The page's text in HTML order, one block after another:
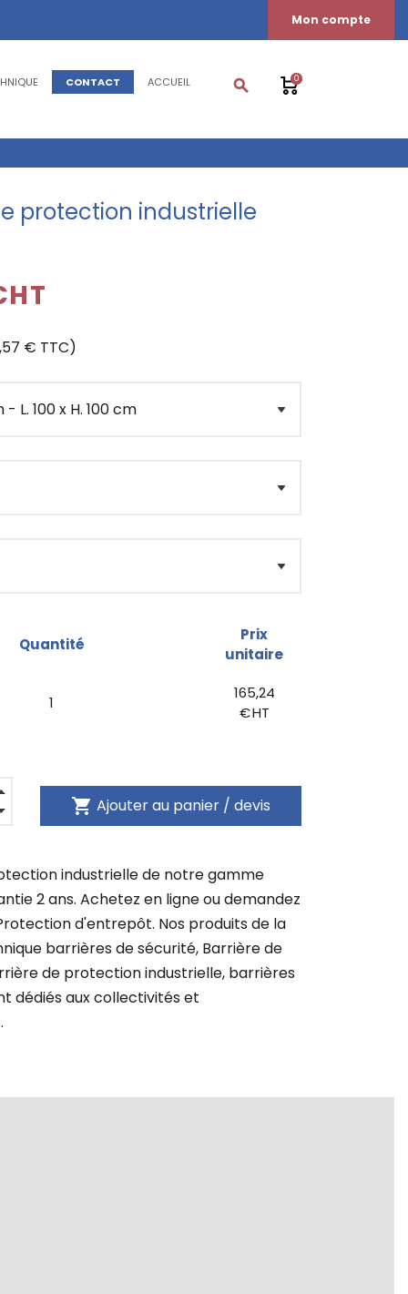
Mon compte
CONTACT ACCUEIL search 0
protection industrielle
€ TTC)
Quantité
Prix
unitaire
1
165,24
€ HT
shopping_cart Ajouter au panier / devis
industrielle de notre gamme
2 ans. Achetez en ligne ou demandez
d'entrepôt. Nos produits de la
barrières de sécurité, Barrière de
de protection industrielle, barrières
dédiés aux collectivités et